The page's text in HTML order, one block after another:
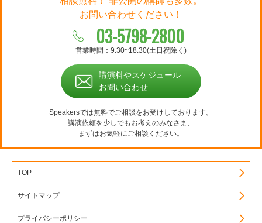
お問い合わせください！
03-5798-2800
営業時間：9:30~18:30(土日祝除く)
講演料やスケジュール
お問い合わせ
Speakersでは無料でご相談をお受けしております。
講演依頼を少しでもお考えのみなさま、
まずはお気軽にご相談ください。
TOP
サイトマップ
プライバシーポリシー